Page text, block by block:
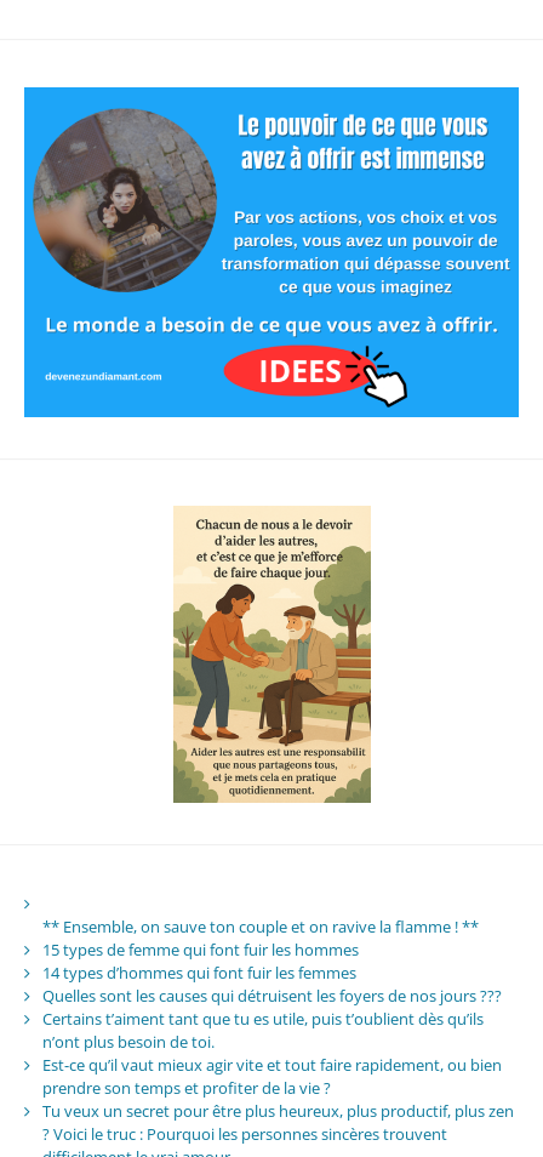
** Ensemble, on sauve ton couple et on ravive la flamme ! **
15 types de femme qui font fuir les hommes
14 types d’hommes qui font fuir les femmes
Quelles sont les causes qui détruisent les foyers de nos jours ???
Certains t’aiment tant que tu es utile, puis t’oublient dès qu’ils
n’ont plus besoin de toi.
Est-ce qu’il vaut mieux agir vite et tout faire rapidement, ou bien
prendre son temps et profiter de la vie ?
Tu veux un secret pour être plus heureux, plus productif, plus zen
? Voici le truc : Pourquoi les personnes sincères trouvent